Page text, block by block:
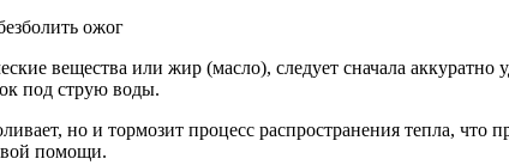
вещества или жир (масло), следует сначала
под струю воды.
но и тормозит процесс распространения тепла,
помощи.